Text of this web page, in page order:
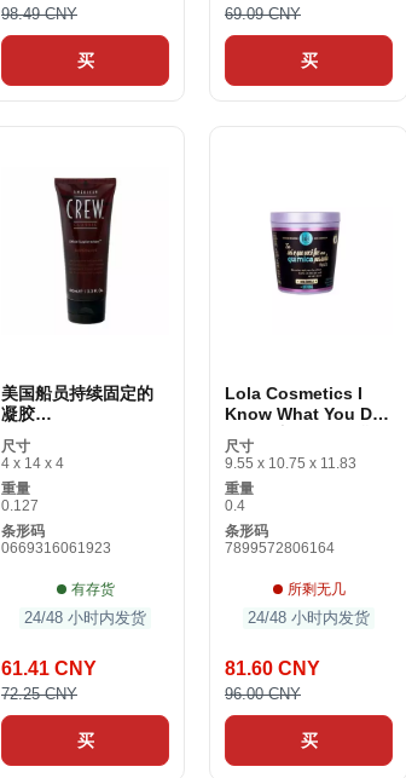
98.49 CNY
买
69.09 CNY
买
美国船员持续固定的
凝胶
SG_B00MW4X15S_U
S （1件）
尺寸
4 x 14 x 4
重量
0.127
条形码
0669316061923
有存货
24/48 小时内发货
61.41 CNY
72.25 CNY
买
Lola Cosmetics I
Know What You Did
230 g毛细血管面膜
尺寸
9.55 x 10.75 x 11.83
重量
0.4
条形码
7899572806164
所剩无几
24/48 小时内发货
81.60 CNY
96.00 CNY
买